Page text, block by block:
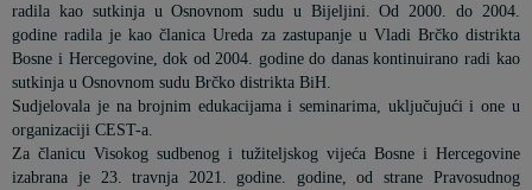
radila kao sutkinja u Osnovnom sudu u Bijeljini. Od 2000. do 2004.
godine radila je kao članica Ureda za zastupanje u Vladi Brčko distrikta
Bosne i Hercegovine, dok od 2004. godine do danas kontinuirano radi kao
sutkinja u Osnovnom sudu Brčko distrikta BiH.
Sudjelovala je na brojnim edukacijama i seminarima, uključujući i one u
organizaciji CEST-a.
Za članicu Visokog sudbenog i tužiteljskog vijeća Bosne i Hercegovine
izabrana je 23. travnja 2021. godine. godine, od strane Pravosudnog